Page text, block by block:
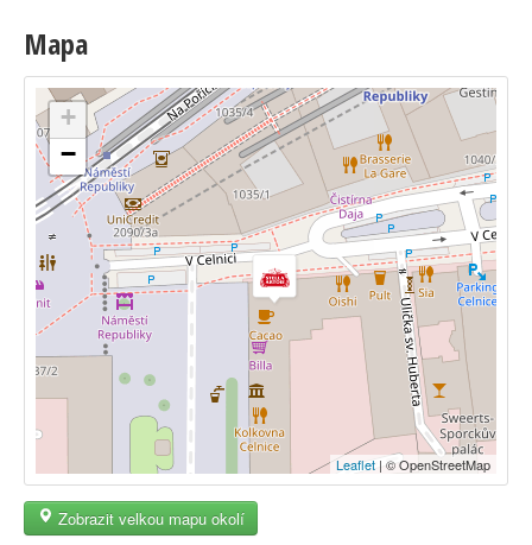
Mapa
+
−
Leaflet | © OpenStreetMap
Zobrazit velkou mapu okolí